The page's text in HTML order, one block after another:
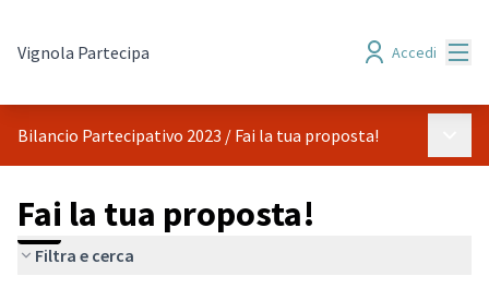
Vignola Partecipa Accedi
Bilancio Partecipativo 2023 / Fai la tua proposta!
Fai la tua proposta!
Filtra e cerca